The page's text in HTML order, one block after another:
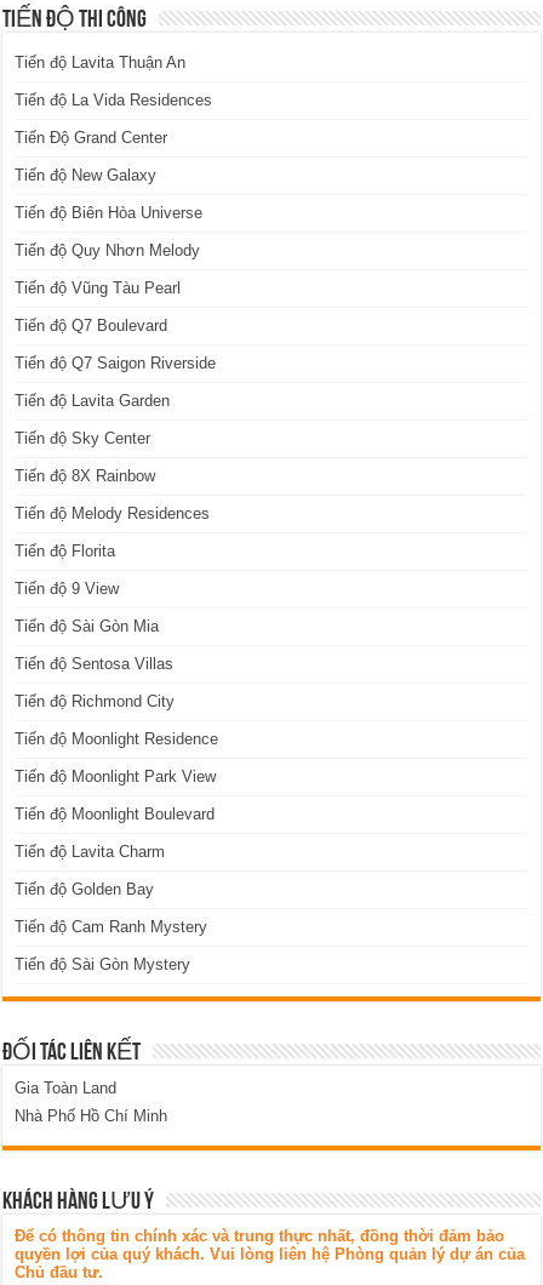
TIẾN ĐỘ THI CÔNG
Tiến độ Lavita Thuận An
Tiến độ La Vida Residences
Tiến Độ Grand Center
Tiến độ New Galaxy
Tiến độ Biên Hòa Universe
Tiến độ Quy Nhơn Melody
Tiến độ Vũng Tàu Pearl
Tiến độ Q7 Boulevard
Tiến độ Q7 Saigon Riverside
Tiến độ Lavita Garden
Tiến độ Sky Center
Tiến độ 8X Rainbow
Tiến độ Melody Residences
Tiến độ Florita
Tiến độ 9 View
Tiến độ Sài Gòn Mia
Tiến độ Sentosa Villas
Tiến độ Richmond City
Tiến độ Moonlight Residence
Tiến độ Moonlight Park View
Tiến độ Moonlight Boulevard
Tiến độ Lavita Charm
Tiến độ Golden Bay
Tiến độ Cam Ranh Mystery
Tiến độ Sài Gòn Mystery
ĐỐI TÁC LIÊN KẾT
Gia Toàn Land
Nhà Phố Hồ Chí Minh
KHÁCH HÀNG LƯU Ý
Để có thông tin chính xác và trung thực nhất, đồng thời đảm bảo
quyền lợi của quý khách. Vui lòng liên hệ Phòng quản lý dự án của
Chủ đầu tư.